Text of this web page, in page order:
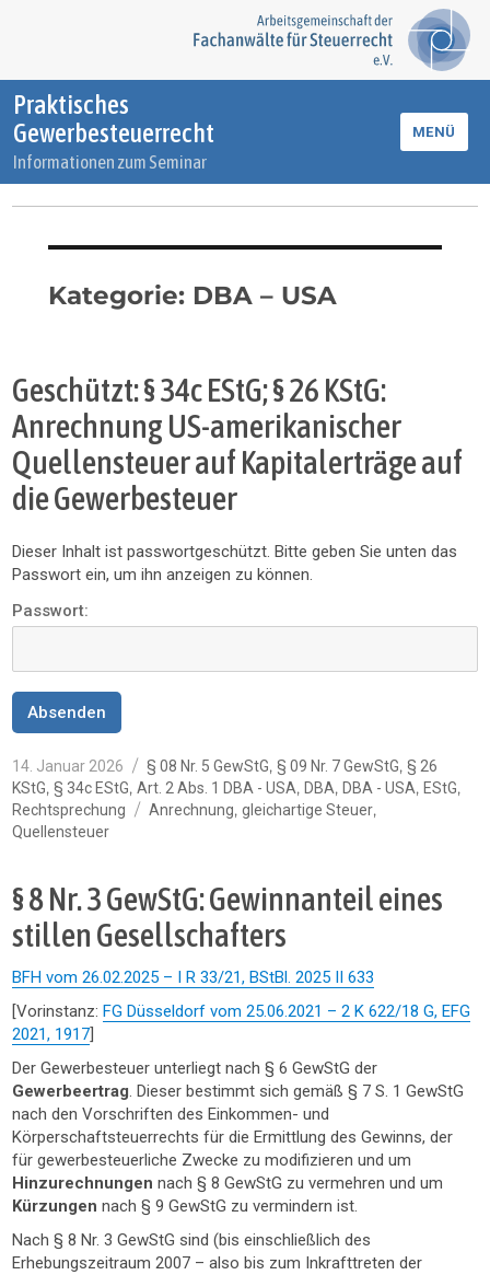
Praktisches
Gewerbesteuerrecht
Informationen zum Seminar
MENÜ
Kategorie: DBA – USA
Geschützt: § 34c EStG; § 26 KStG:
Anrechnung US-amerikanischer
Quellensteuer auf Kapitalerträge auf
die Gewerbesteuer
Dieser Inhalt ist passwortgeschützt. Bitte geben Sie unten das
Passwort ein, um ihn anzeigen zu können.
Passwort:
Veröffentlicht
am
14. Januar 2026 Kategorien
§ 08 Nr. 5 GewStG,§ 09 Nr. 7 GewStG,§ 26
KStG,§ 34c EStG,Art. 2 Abs. 1 DBA - USA,DBA,DBA - USA,EStG,
Rechtsprechung Schlagwörter
Anrechnung,gleichartige Steuer,
Quellensteuer
§ 8 Nr. 3 GewStG: Gewinnanteil eines
stillen Gesellschafters
BFH vom 26.02.2025 – I R 33/21, BStBl. 2025 II 633
[Vorinstanz:FG Düsseldorf vom 25.06.2021 – 2 K 622/18 G, EFG
2021, 1917]
Der Gewerbesteuer unterliegt nach § 6 GewStG der
Gewerbeertrag. Dieser bestimmt sich gemäß § 7 S. 1 GewStG
nach den Vorschriften des Einkommen- und
Körperschaftsteuerrechts für die Ermittlung des Gewinns, der
für gewerbesteuerliche Zwecke zu modifizieren und um
Hinzurechnungennach § 8 GewStG zu vermehren und um
Kürzungennach § 9 GewStG zu vermindern ist.
Nach § 8 Nr. 3 GewStG sind (bis einschließlich des
Erhebungszeitraum 2007 – also bis zum Inkrafttreten der